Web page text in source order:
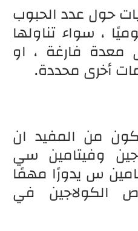
حول عدد الحبوب
، سواء تناولها
فارغة ، او
أخرى محددة.
من المفيد ان
وفيتامين سي
س يدورًا مهمًا
الكولاجين في